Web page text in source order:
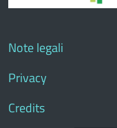
Note legali
Privacy
Credits